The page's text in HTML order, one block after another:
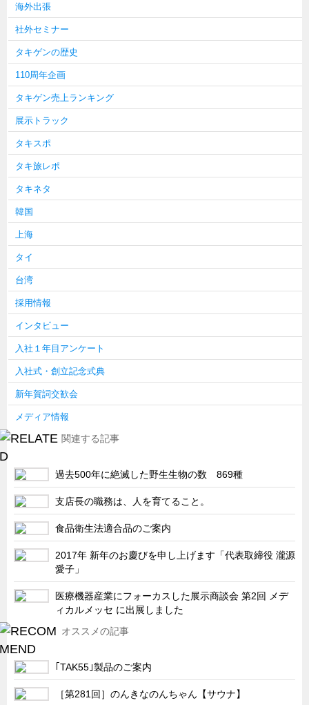
海外出張
社外セミナー
タキゲンの歴史
110周年企画
タキゲン売上ランキング
展示トラック
タキスポ
タキ旅レポ
タキネタ
韓国
上海
タイ
台湾
採用情報
インタビュー
入社１年目アンケート
入社式・創立記念式典
新年賀詞交歓会
メディア情報
関連する記事
過去500年に絶滅した野生生物の数 869種
支店長の職務は、人を育てること。
食品衛生法適合品のご案内
2017年 新年のお慶びを申し上げます「代表取締役 瀧源
愛子」
医療機器産業にフォーカスした展示商談会 第2回 メデ
ィカルメッセ に出展しました
オススメの記事
｢TAK55｣製品のご案内
［第281回］のんきなのんちゃん【サウナ】